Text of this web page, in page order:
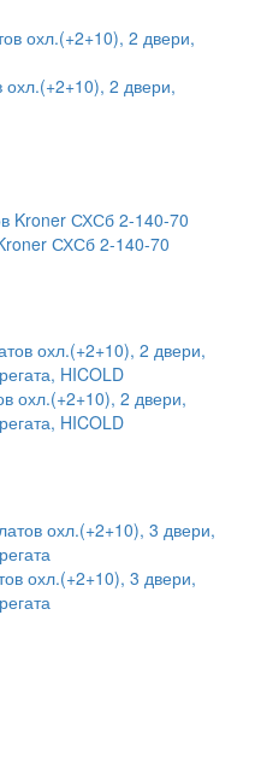
охл.(+2+10), 2 двери,
СХСб 2-140-70
охл.(+2+10), 2 двери,
HICOLD
охл.(+2+10), 3 двери,